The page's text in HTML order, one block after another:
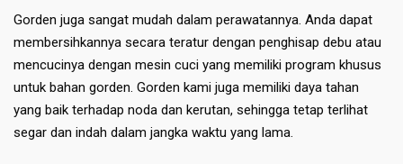
Gorden juga sangat mudah dalam perawatannya. Anda dapat
membersihkannya secara teratur dengan penghisap debu atau
mencucinya dengan mesin cuci yang memiliki program khusus
untuk bahan gorden. Gorden kami juga memiliki daya tahan
yang baik terhadap noda dan kerutan, sehingga tetap terlihat
segar dan indah dalam jangka waktu yang lama.